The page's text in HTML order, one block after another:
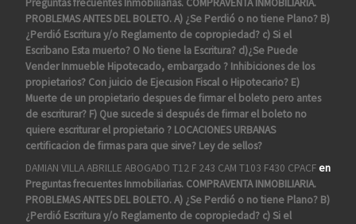
Preguntas frecuentes Inmobiliarias. COMPRAVENTA INMOBILIARIA.
PROBLEMAS ANTES DEL BOLETO. A) ¿Se Perdió o no tiene Plano? B)
¿Perdió Escritura y/o Reglamento de copropiedad? c) Si el
Escribano Esta muerto? O No tiene la Escritura? d)¿Se Puede
Vender Inmueble Hipotecado, embargado ? Inhibiciones de los
propietarios? Con juicio de Ejecusion Fiscal o Hipotecario? E)
Muerte de un propietario despues de firmar el boleto pero antes
de escriturar? F) Que sucede si después de firmar el boleto no
quiere escriturar el propietario ? LOCACIONES URBANAS
certificacion de firmas para que sirve? Ley de sellos?
DAMIAN VILLA ABRILLE ABOGADO T12 F 243 CAM T103 F430 CPACFen
Preguntas frecuentes Inmobiliarias. COMPRAVENTA INMOBILIARIA.
PROBLEMAS ANTES DEL BOLETO. A) ¿Se Perdió o no tiene Plano? B)
¿Perdió Escritura y/o Reglamento de copropiedad? c) Si el